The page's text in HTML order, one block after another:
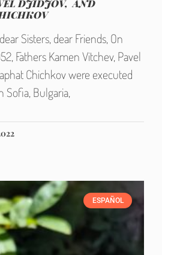
DJIDJOV, AND
Sisters, dear Friends, On
Fathers Kamen Vitchev, Pavel
Chichkov were executed
Sofia, Bulgaria,
ESPAÑOL